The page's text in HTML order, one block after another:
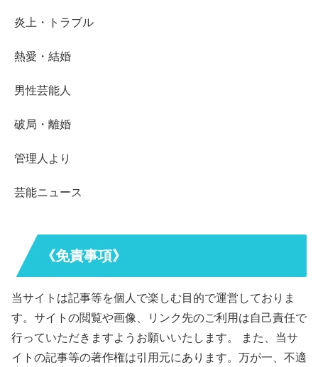
炎上・トラブル
熱愛・結婚
男性芸能人
破局・離婚
管理人より
芸能ニュース
《免責事項》
当サイトは記事等を個人で楽しむ目的で運営しておりま
す。サイトの閲覧や画像、リンク先のご利用は自己責任で
行っていただきますようお願いいたします。 また、当サ
イトの記事等の著作権は引用元にあります。万が一、不適